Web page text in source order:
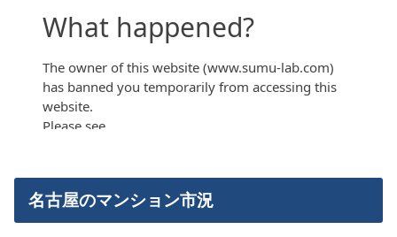
名古屋のマンション市況